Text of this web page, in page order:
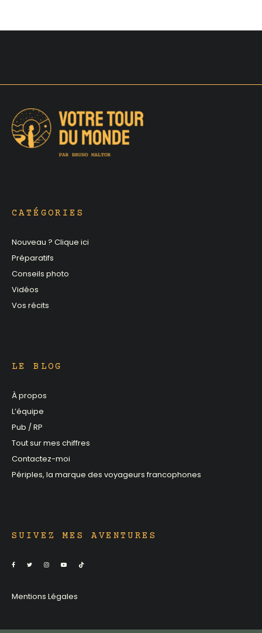
CATÉGORIES
Nouveau ? Clique ici
Préparatifs
Conseils photo
Vidéos
Vos récits
LE BLOG
À propos
L’équipe
Pub / RP
Tout sur mes chiffres
Contactez-moi
Périples, la marque des voyageurs francophones
SUIVEZ MES AVENTURES
Mentions Légales